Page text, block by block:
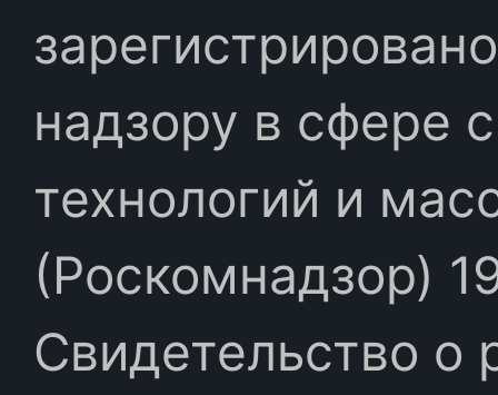
надзору в сфере
технологий и
(Роскомнадзор)
Свидетельство